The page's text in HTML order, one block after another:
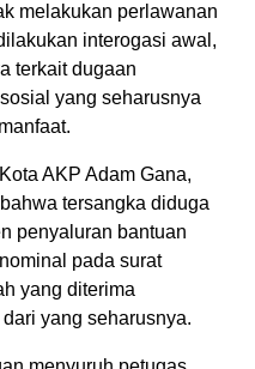
melakukan perlawanan
interogasi awal,
terkait dugaan
yang seharusnya
AKP Adam Gana,
tersangka diduga
penyaluran bantuan
pada surat
yang diterima
yang seharusnya.